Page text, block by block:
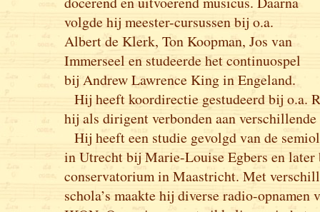
volgde hij meester-cursussen bij o.a.
Albert de Klerk, Ton Koopman, Jos van
Immerseel en studeerde het continuospel
bij Andrew Lawrence King in Engeland.
Hij heeft koordirectie gestudeerd bij o.a.
hij als dirigent verbonden aan verschillende
Hij heeft een studie gevolgd van de
in Utrecht bij Marie-Louise Egbers en
conservatorium in Maastricht. Met
schola’s maakte hij diverse radio-opnamen